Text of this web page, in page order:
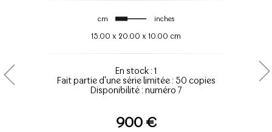
cm inches
15.00 x 20.00 x 10.00 cm
En stock : 1
Fait partie d'une série limitée : 50 copies
Disponibilité : numéro 7
900 €